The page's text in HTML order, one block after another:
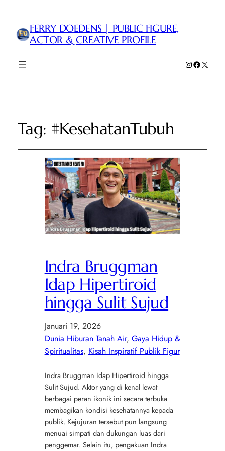
FERRY DOEDENS | PUBLIC FIGURE,
ACTOR & CREATIVE PROFILE
Instagram
Facebook
X
Tag: #KesehatanTubuh
Indra Bruggman
Idap Hipertiroid
hingga Sulit Sujud
Januari 19, 2026
Dunia Hiburan Tanah Air, Gaya Hidup &
Spiritualitas, Kisah Inspiratif Publik Figur
Indra Bruggman Idap Hipertiroid hingga
Sulit Sujud. Aktor yang di kenal lewat
berbagai peran ikonik ini secara terbuka
membagikan kondisi kesehatannya kepada
publik. Kejujuran tersebut pun langsung
menuai simpati dan dukungan luas dari
penggemar. Selain itu, pengakuan Indra